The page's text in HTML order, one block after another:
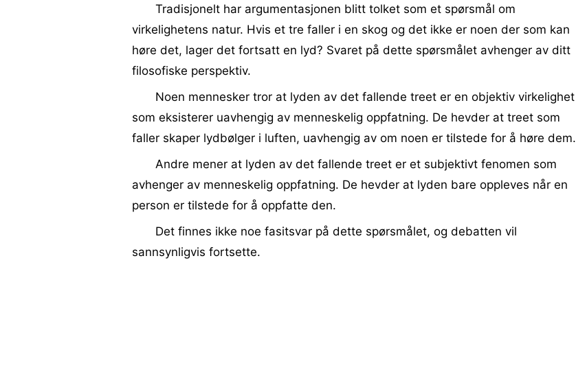
Tradisjonelt har argumentasjonen blitt tolket som et spørsmål om
virkelighetens natur. Hvis et tre faller i en skog og det ikke er noen der som kan
høre det, lager det fortsatt en lyd? Svaret på dette spørsmålet avhenger av ditt
filosofiske perspektiv.
Noen mennesker tror at lyden av det fallende treet er en objektiv virkelighet
som eksisterer uavhengig av menneskelig oppfatning. De hevder at treet som
faller skaper lydbølger i luften, uavhengig av om noen er tilstede for å høre dem.
Andre mener at lyden av det fallende treet er et subjektivt fenomen som
avhenger av menneskelig oppfatning. De hevder at lyden bare oppleves når en
person er tilstede for å oppfatte den.
Det finnes ikke noe fasitsvar på dette spørsmålet, og debatten vil
sannsynligvis fortsette.